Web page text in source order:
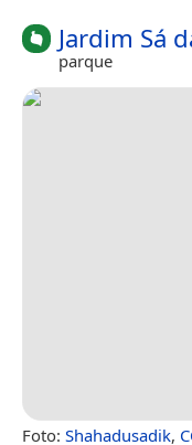
Jardim Sá
parque
Foto: Shahadusadik,